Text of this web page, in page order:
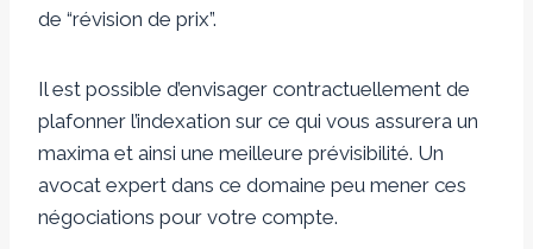
de “révision de prix”.
Il est possible d’envisager contractuellement de
plafonner l’indexation sur ce qui vous assurera un
maxima et ainsi une meilleure prévisibilité. Un
avocat expert dans ce domaine peu mener ces
négociations pour votre compte.